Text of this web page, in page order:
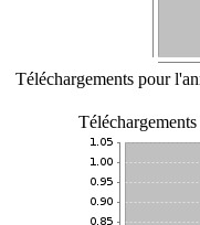
Téléchargements pour